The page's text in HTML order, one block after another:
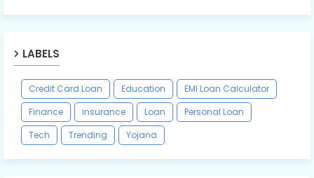
LABELS
Credit Card Loan Education
EMI Loan Calculator
Finance
insurance Loan
Personal Loan
Tech
Trending Yojana